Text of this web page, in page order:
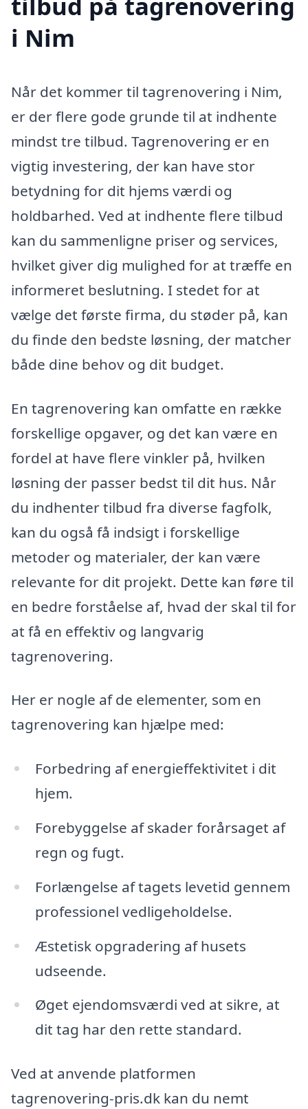
i Nim
Når det kommer til tagrenovering i Nim,
er der flere gode grunde til at indhente
mindst tre tilbud. Tagrenovering er en
vigtig investering, der kan have stor
betydning for dit hjems værdi og
holdbarhed. Ved at indhente flere tilbud
kan du sammenligne priser og services,
hvilket giver dig mulighed for at træffe en
informeret beslutning. I stedet for at
vælge det første firma, du støder på, kan
du finde den bedste løsning, der matcher
både dine behov og dit budget.
En tagrenovering kan omfatte en række
forskellige opgaver, og det kan være en
fordel at have flere vinkler på, hvilken
løsning der passer bedst til dit hus. Når
du indhenter tilbud fra diverse fagfolk,
kan du også få indsigt i forskellige
metoder og materialer, der kan være
relevante for dit projekt. Dette kan føre til
en bedre forståelse af, hvad der skal til for
at få en effektiv og langvarig
tagrenovering.
Her er nogle af de elementer, som en
tagrenovering kan hjælpe med:
Forbedring af energieffektivitet i dit
hjem.
Forebyggelse af skader forårsaget af
regn og fugt.
Forlængelse af tagets levetid gennem
professionel vedligeholdelse.
Æstetisk opgradering af husets
udseende.
Øget ejendomsværdi ved at sikre, at
dit tag har den rette standard.
Ved at anvende platformen
tagrenovering-pris.dk kan du nemt